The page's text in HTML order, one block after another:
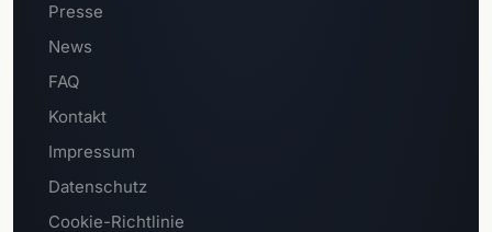
Presse
News
FAQ
Kontakt
Impressum
Datenschutz
Cookie-Richtlinie